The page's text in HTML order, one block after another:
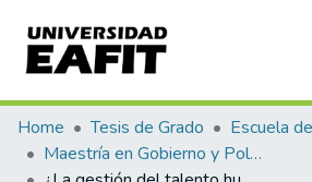
Communities & Collections
All of DSpace
Home Tesis de Grado
Maestría en Gobierno y Políticas Públicas (tesis)